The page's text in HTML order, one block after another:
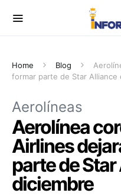
Home Blog
formar parte de Star Alliance
Aerolíneas
Aerolínea
Airlines
parte de
diciembre